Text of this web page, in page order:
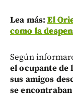
Lea más:El
como la
Según
el ocupante de
sus amigos
se encontraban